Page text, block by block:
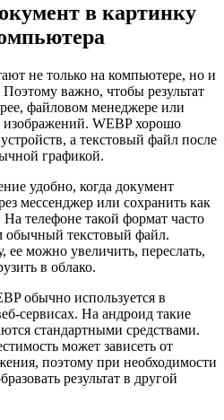
в картинку
не только на компьютере, но и
важно, чтобы результат
файловом менеджере или
WEBP хорошо
а текстовый файл после
графикой.
удобно, когда документ
мессенджер или сохранить как
телефоне такой формат часто
обычный текстовый файл.
ее можно увеличить, переслать,
в облако.
обычно используется в
сервисах. На андроид такие
стандартными средствами.
может зависеть от
поэтому при необходимости
результат в другой